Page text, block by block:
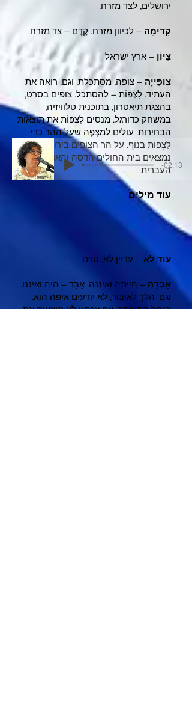
ירושלים, לצד מזרח.
קָדִימָה – לכיוון מזרח. קֶדֶם – צד מזרח
צִיוֹן – ארץ ישראל
צוֹפִייָה – צופה, מסתכלת, וגם: רואה את
העתיד. לִצְפּוֹת – להסתכל. צופים בסרט,
בהצגת תיאטרון, בתוכנית טלוויזיה,
במשחק כדורגל. מנסים לִצְפּוֹת את תוצאות
הבחירות. עולים למִצְפֶּה שעל ההר כדי
לִצְפּוֹת בנוף. על הר הצופים בירושלים
נמצאים בית החולים הדסה והאוניברסיטה
העברית.
עוד מילים
עוֹד לֹא - עדיין לא, טרם
אָבְדָה – הייתה ואיננה. אָבַד – היה ואיננו.
וגם: הלך לאִיבּוּד, לא יודעים איפה הוא.
בנמל התעופה, אם אנחנו לא מוצאים את
-02:13